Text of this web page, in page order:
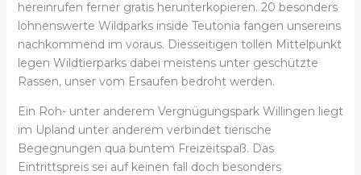
hereinrufen ferner gratis herunterkopieren. 20 besonders
lohnenswerte Wildparks inside Teutonia fangen unsereins
nachkommend im voraus. Diesseitigen tollen Mittelpunkt
legen Wildtierparks dabei meistens unter geschützte
Rassen, unser vom Ersaufen bedroht werden.
Ein Roh- unter anderem Vergnügungspark Willingen liegt
im Upland unter anderem verbindet tierische
Begegnungen qua buntem Freizeitspaß. Das
Eintrittspreis sei auf keinen fall doch besonders